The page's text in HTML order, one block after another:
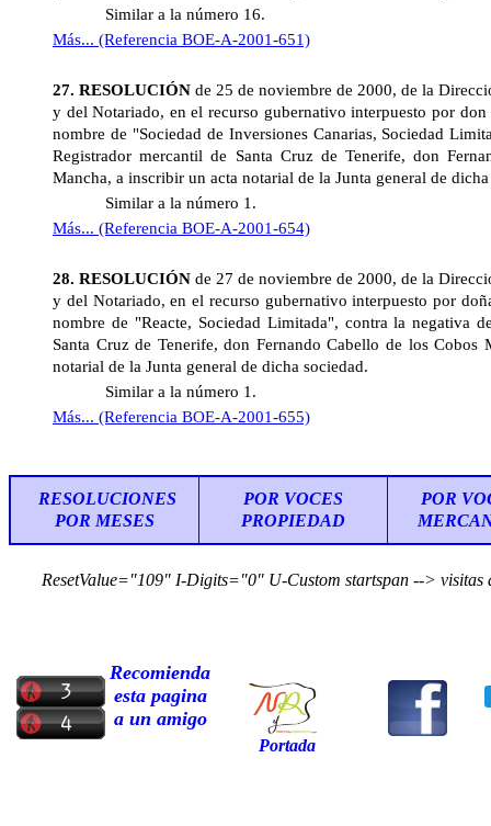
Similar a la número 16.
Más... (Referencia BOE-A-2001-651)
27. RESOLUCIÓN de 25 de noviembre de 2000, de la
y del Notariado, en el recurso gubernativo interpuesto por
nombre de "Sociedad de Inversiones Canarias, Sociedad
Registrador mercantil de Santa Cruz de Tenerife, don
Mancha, a inscribir un acta notarial de la Junta general de
Similar a la número 1.
Más... (Referencia BOE-A-2001-654)
28. RESOLUCIÓN de 27 de noviembre de 2000, de la
y del Notariado, en el recurso gubernativo interpuesto por
nombre de "Reacte, Sociedad Limitada", contra la negativa
Santa Cruz de Tenerife, don Fernando Cabello de los Cobos
notarial de la Junta general de dicha sociedad.
Similar a la número 1.
Más... (Referencia BOE-A-2001-655)
RESOLUCIONES
POR MESES
POR VOCES
PROPIEDAD
POR
ResetValue="109" I-Digits="0" U-Custom startspan --> visitas
Recomienda
esta pagina
a un amigo
Portada